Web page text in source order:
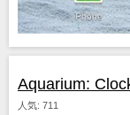
Aquarium:
人気: 711